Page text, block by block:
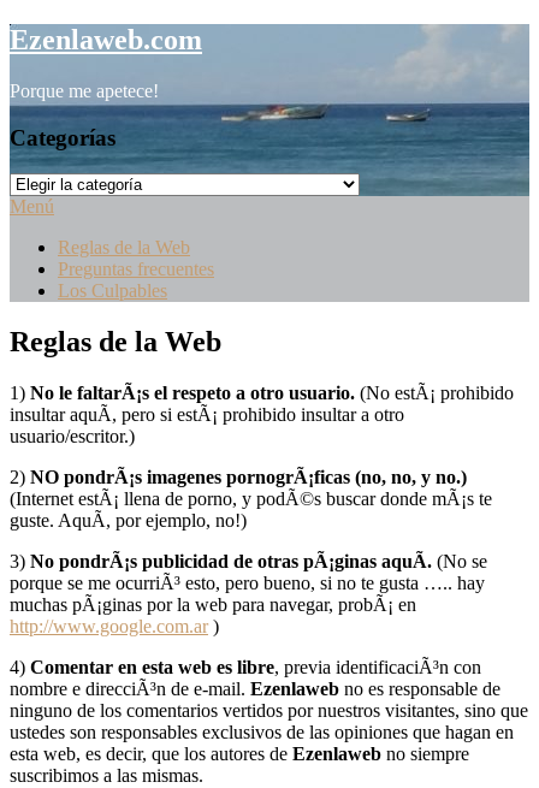
Saltar
al
Ezenlaweb.com
Porque me apetece!
Categorías
Categorías
Menú
Reglas de la Web
Preguntas frecuentes
Los Culpables
Reglas de la Web
1) No le faltarÃ¡s el respeto a otro usuario. (No estÃ¡ prohibido
insultar aquÃ­, pero si estÃ¡ prohibido insultar a otro
usuario/escritor.)
2) NO pondrÃ¡s imagenes pornogrÃ¡ficas (no, no, y no.)
(Internet estÃ¡ llena de porno, y podÃ©s buscar donde mÃ¡s te
guste. AquÃ­, por ejemplo, no!)
3) No pondrÃ¡s publicidad de otras pÃ¡ginas aquÃ­. (No se
porque se me ocurriÃ³ esto, pero bueno, si no te gusta ….. hay
muchas pÃ¡ginas por la web para navegar, probÃ¡ en
http://www.google.com.ar)
4) Comentar en esta web es libre, previa identificaciÃ³n con
nombre e direcciÃ³n de e-mail. Ezenlaweb no es responsable de
ninguno de los comentarios vertidos por nuestros visitantes, sino que
ustedes son responsables exclusivos de las opiniones que hagan en
esta web, es decir, que los autores de Ezenlaweb no siempre
suscribimos a las mismas.